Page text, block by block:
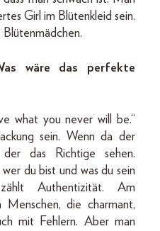
Girl im Blütenkleid sein.
Blütenmädchen.
wäre das perfekte
what you never will be.“
sein. Wenn da der
das Richtige sehen.
du bist und was du sein
Authentizität. Am
die charmant,
mit Fehlern. Aber man